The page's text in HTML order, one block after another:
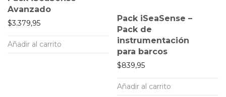
Avanzado
$3.379,95
Añadir al carrito
Pack iSeaSense –
Pack de
instrumentación
para barcos
$839,95
Añadir al carrito